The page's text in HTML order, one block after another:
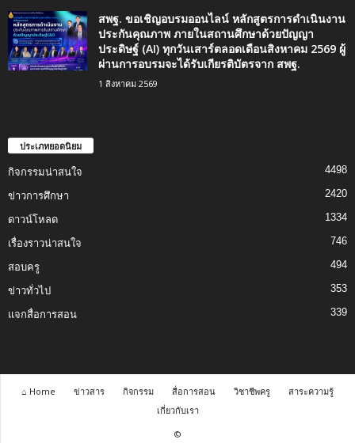
สพฐ. ขอเชิญอบรมออนไลน์ หลักสูตรการดำเนินงาน
ประกันคุณภาพ ภายในสถานศึกษาด้วยปัญญา
ประดิษฐ์ (AI) ทุกวันเสาร์ตลอดเดือนสิงหาคม 2569 ผู้
ผ่านการอบรมจะได้รับเกียรติบัตรจาก สพฐ.
1 สิงหาคม 2569
ประเภทยอดนิยม
กิจกรรมน่าสนใจ 4498
ข่าวการศึกษา 2420
ดาวน์โหลด 1334
เรื่องราวน่าสนใจ 746
สอบครู 494
ข่าวทั่วไป 353
แจกสื่อการสอน 339
⌂ Home ข่าวสาร กิจกรรม สื่อการสอน วิชาชีพครู
สาระความรู้
เกี่ยวกับเรา
©